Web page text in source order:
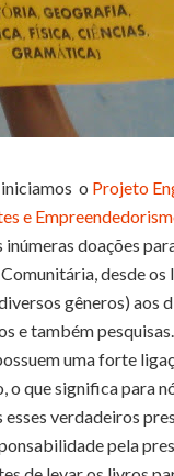
o Projeto
e
doações
desde os
gêneros) aos
e também
uma forte
o que significa para
verdadeiros
pela